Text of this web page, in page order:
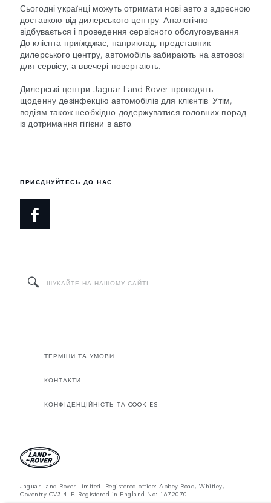
Сьогодні українці можуть отримати нові авто з адресною
доставкою від дилерського центру. Аналогічно
відбувається і проведення сервісного обслуговування.
До клієнта приїжджає, наприклад, представник
дилерського центру, автомобіль забирають на автовозі
для сервісу, а ввечері повертають.
Дилерські центри Jaguar Land Rover проводять
щоденну дезінфекцію автомобілів для клієнтів. Утім,
водіям також необхідно додержуватися головних порад
із дотримання гігієни в авто.
ПРИЄДНУЙТЕСЬ ДО НАС
ТЕРМІНИ ТА УМОВИ
КОНТАКТИ
КОНФІДЕНЦІЙНІСТЬ ТА COOKIES
Jaguar Land Rover Limited: Registered office: Abbey Road, Whitley,
Coventry CV3 4LF. Registered in England No: 1672070